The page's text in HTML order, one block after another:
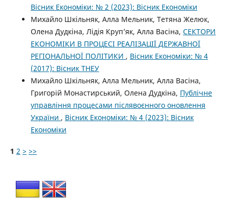
Вісник Економіки: № 2 (2023): Вісник Економіки
Михайло Шкільняк, Алла Мельник, Тетяна Желюк,
Олена Дудкіна, Лідія Круп’як, Алла Васіна, СЕКТОРИ
ЕКОНОМІКИ В ПРОЦЕСІ РЕАЛІЗАЦІЇ ДЕРЖАВНОЇ
РЕГІОНАЛЬНОЇ ПОЛІТИКИ , Вісник Економіки: № 4
(2017): Вісник ТНЕУ
Михайло Шкільняк, Алла Мельник, Алла Васіна,
Григорій Монастирський, Олена Дудкіна, Публічне
управління процесами післявоєнного оновлення
України , Вісник Економіки: № 4 (2023): Вісник
Економіки
1 2 > >>